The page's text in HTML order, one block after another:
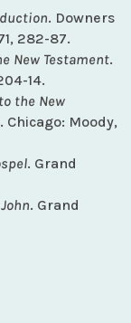
. Downers
282-87.
New Testament.
14.
the New
Chicago: Moody,
. Grand
. Grand